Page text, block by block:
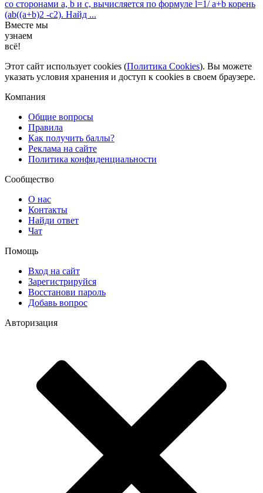
со сторонами a, b и с, вычисляется по формуле l=1/ a+b корень
(ab((a+b)2 -c2). Найд ...
Вместе мы
узнаем
всё!
Этот сайт использует cookies (Политика Cookies). Вы можете
указать условия хранения и доступ к cookies в своем браузере.
Компания
Общие вопросы
Правила
Как получить баллы?
Реклама на сайте
Политика конфиденциальности
Сообщество
О нас
Контакты
Найди ответ
Чат
Помощь
Вход на сайт
Зарегистрируйся
Восстанови пароль
Добавь вопрос
Авторизация